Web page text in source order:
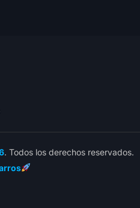
. Todos los derechos reservados.